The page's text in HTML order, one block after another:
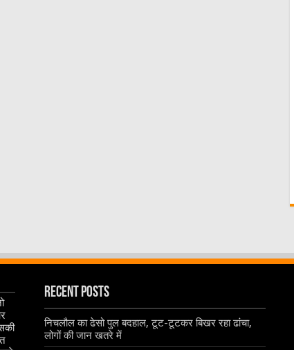
Recent Posts
निचलौल का ढेसो पुल बदहाल, टूट-टूटकर बिखर रहा ढांचा,
लोगों की जान खतरे में